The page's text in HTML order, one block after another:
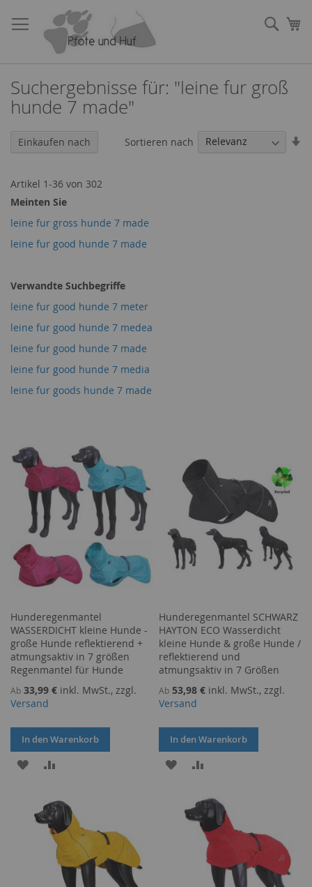
zum
Inhalt
Suchergebnisse für: "leine fur groß
hunde 7 made"
Artikel 1-36 von 302
Sortieren nach
Meinten Sie
leine fur gross hunde 7 made
leine fur good hunde 7 made
Verwandte Suchbegriffe
leine fur good hunde 7 meter
leine fur good hunde 7 medea
leine fur good hunde 7 made
leine fur good hunde 7 media
leine fur goods hunde 7 made
Hunderegenmantel
WASSERDICHT kleine Hunde -
große Hunde reflektierend +
atmungsaktiv in 7 größen
Regenmantel für Hunde
Ab 33,99 € inkl. MwSt., zzgl.
Versand
In den Warenkorb
ZUR
HINZUFÜGEN
HINZUFÜGEN
Hunderegenmantel SCHWARZ
HAYTON ECO Wasserdicht
kleine Hunde & große Hunde /
reflektierend und
atmungsaktiv in 7 Größen
Ab 53,98 € inkl. MwSt., zzgl.
Versand
In den Warenkorb
ZUR
HINZUFÜGEN
HINZUFÜGEN
Einkaufen nach